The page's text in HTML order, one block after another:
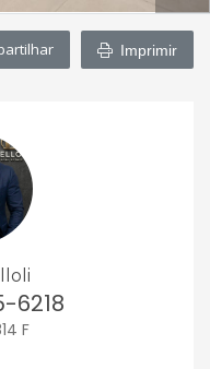
Imprimir
6218
F